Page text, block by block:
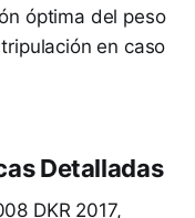
óptima del peso
en caso
Detalladas
DKR 2017,